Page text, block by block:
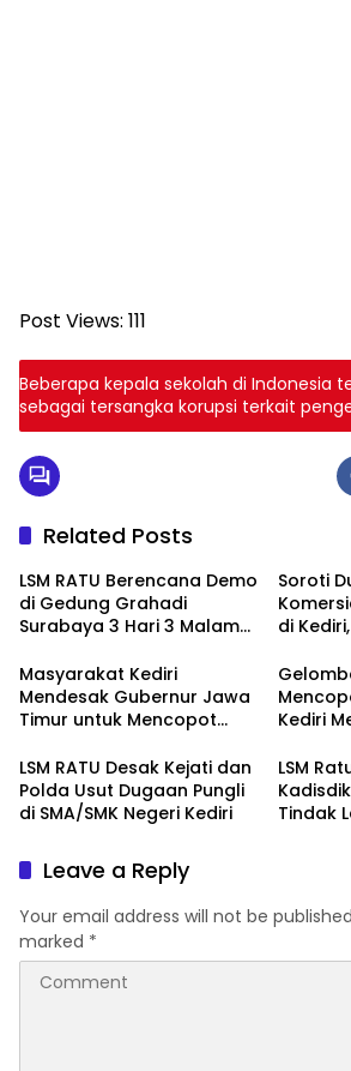
Post Views: 111
Beberapa kepala sekolah di Indonesia
sebagai tersangka korupsi terkait
Bantuan Operasional Sekolah (BOS),
negara yang signifikan.
Related Posts
LSM RATU Berencana Demo
di Gedung Grahadi
Surabaya 3 Hari 3 Malam
Marakanya Pungli dan
Korupsi di Cabang Dinas
Pendidikan Kediri
Soroti
di
ke
Masyarakat Kediri
Mendesak Gubernur Jawa
Timur untuk Mencopot
Carut Marutnya Pendidikan
di Kediri
Kediri
dan
LSM RATU Desak Kejati dan
Polda Usut Dugaan Pungli
di SMA/SMK Negeri Kediri
LSM
Tindak
Leave a Reply
Your email address will not be
marked *